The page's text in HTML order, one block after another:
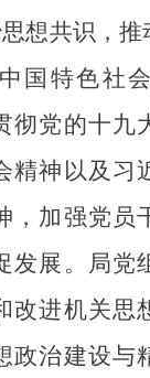
想共识，推
国特色社
彻党的十九
精神以及习
，加强党员
发展。局党
改进机关思
政治建设与